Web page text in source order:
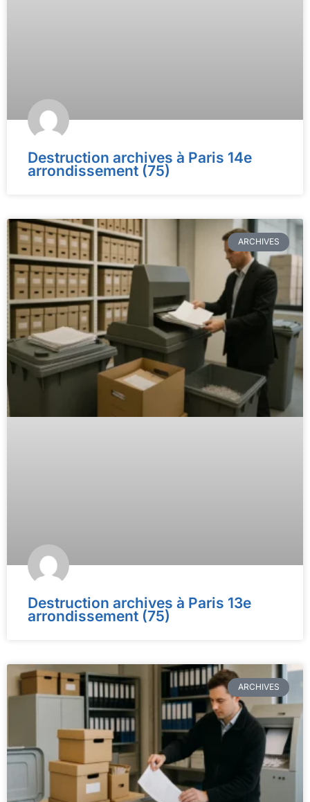
Destruction archives à Paris 14e
arrondissement (75)
ARCHIVES
Destruction archives à Paris 13e
arrondissement (75)
ARCHIVES